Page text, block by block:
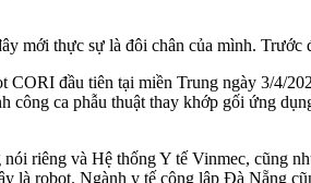
mới thực sự là đôi chân của mình.
CORI đầu tiên tại miền Trung ngày 3/4/
ca phẫu thuật thay khớp gối ứng
riêng và Hệ thống Y tế Vinmec, cũng
là robot. Ngành y tế công lập Đà Nẵng